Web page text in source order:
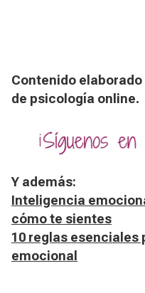
Contenido elaborado
de psicología online.
Y además:
Inteligencia
cómo te sientes
10 reglas esenciales
emocional